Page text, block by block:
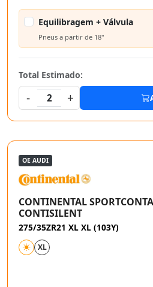
Equilibragem + Válvula
Pneus a partir de 18"
Total Estimado:
-
2 +
OE AUDI
CONTINENTAL
CONTISILENT
275/35ZR21 XL XL (103Y)
XL